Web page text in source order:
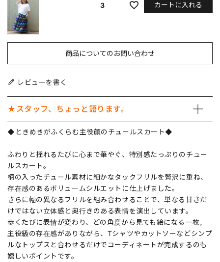
3 カートに入れる
商品についてのお問い合わせ
レビューを書く
★スタッフ、ちょっと語ります。
◆ときめきがふくらむ主役顔のチュールスカート◆
ふわりと揺れるたびに心まで華やぐ、特別感たっぷりのチュー
ルスカート。
柄の入ったチュール素材に細かなタックフリルを贅沢に重ね、
存在感のあるボリュームシルエットに仕上げました。
さらに幅の異なるフリルを組み合わせることで、単なる甘さだ
けではない立体感と奥行きのある表情を演出しています。
歩くたびに表情が変わり、どの角度から見ても絵になる一枚。
主役級の存在感がありながら、Tシャツやカットソーなどシンプ
ルなトップスと合わせるだけでコーディネートが完成するのも
嬉しいポイントです。